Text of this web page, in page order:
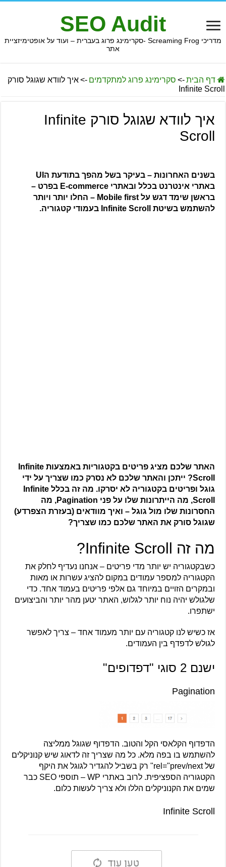
SEO Audit
מדריכי Screaming Frog -סקרימינג פרוג בעברית – ועוד על אופטימיזציית
אתר
דף הבית-> סקרימינג פרוג למתקדמים ->איך לוודא שגוגל סורק
Infinite Scroll
איך לוודא שגוגל סורק Infinite
Scroll
בשנים האחרונות – בעיקר בשל מהפך בתודעת הUI
באתרי אינטרנט בכלל ובאתרי E-commerce בפרט –
בראשן שימד דגש על Mobile first – החלו יותר ויותר
להשתמש בשיטת Infinite Scroll בעמודי קטגוריה.
האתר שלכם מציג פריטים בקטגוריות באמצעות Infinite
Scroll? ייתכן והאתר שלכם לא נסרק כמו שצריך על ידי
גוגל ופריטים בקטגוריה לא יסרקו. מה זה בכלל Infinite
Scroll, מה הייתרונות שלו על פני Pagination, מה
החסרונות שלו מול גוגל – ואיך מוודאים (בעזרת הצפרדע)
שגוגל סורק את האתר שלכם כמו שצריך?
מה זה Infinite Scroll?
כשבקטגוריה יש יותר מדי פריטים – אנחנו נעדיף לחלק את
הקטגוריה למספר עמודים במקום להציג עשרות או מאות
ובמקרים הזויים במיוחד גם אלפי פריטים בעמוד אחד. כדי
שלגולש יהיה נוח יותר לגלוש, האתר יטען מהר יותר והביצועים
ישתפרו.
אז כשיש לנו קטגוריה עם יותר מעמוד אחד – צריך לאפשר
לגולש לדפדף בין העמודים.
ישנם 2 סוגי "דפדופים"
Pagination
הדפדוף הקלאסי הקל והטוב. הדפדוף שגוגל ממליצה
להשתמש בו בפה מלא. כל מה שצריך זה לדאוג שיש קנוניקלים
של rel="prev/next" רק בשביל להגדיר לגוגל את היקף
הקטגוריה הספציפית. לרוב באתרי WP – תוספי SEO כבר
שמים את הקנוניקלים הללו ולא צריך לעשות כלום.
Infinite Scroll